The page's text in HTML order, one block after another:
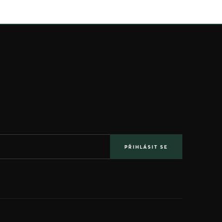
PŘIHLÁSIT SE